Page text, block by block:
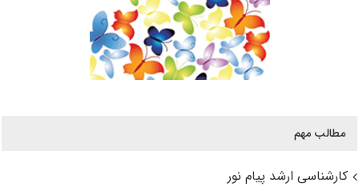
مطالب مهم
کارشناسی ارشد پیام نور